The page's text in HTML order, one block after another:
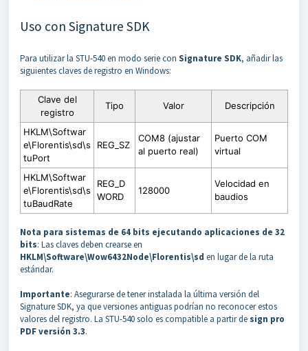
Uso con Signature SDK
Para utilizar la STU-540 en modo serie con Signature SDK, añadir las
siguientes claves de registro en Windows:
Clave del
registro
Tipo Valor Descripción
HKLM\Softwar
e\Florentis\sd\s
tuPort
REG_SZ
COM8 (ajustar
al puerto real)
Puerto COM
virtual
HKLM\Softwar
e\Florentis\sd\s
tuBaudRate
REG_D
WORD
128000
Velocidad en
baudios
Nota para sistemas de 64 bits ejecutando aplicaciones de 32
bits: Las claves deben crearse en
HKLM\Software\Wow6432Node\Florentis\sd en lugar de la ruta
estándar.
Importante: Asegurarse de tener instalada la última versión del
Signature SDK, ya que versiones antiguas podrían no reconocer estos
valores del registro. La STU-540 solo es compatible a partir de sign pro
PDF versión 3.3.